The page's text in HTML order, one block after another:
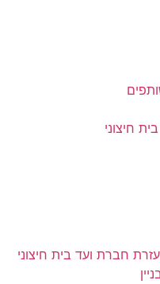
חיצוני
חברת ועד בית חיצוני